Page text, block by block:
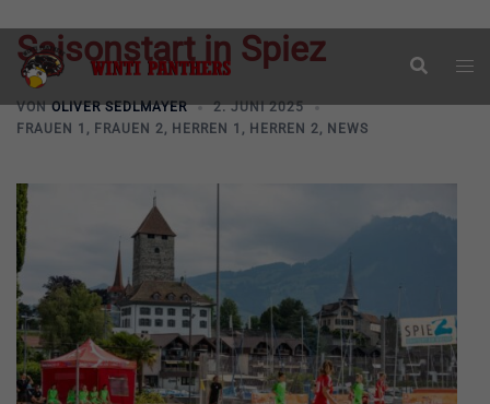
Zum
Inhalt
springen
Suche
Saisonstart in Spiez
VONOLIVER SEDLMAYER
2. JUNI 2025
FRAUEN 1 , FRAUEN 2, HERREN 1 , HERREN 2, NEWS